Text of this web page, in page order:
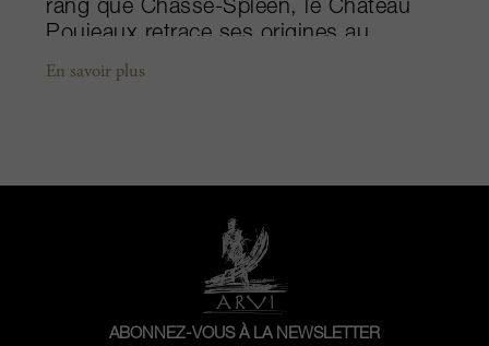
rang que Chasse-Spleen, le Château
Poujeaux retrace ses origines au
16ème siècle. Au fil du temps, ce
château a toujours proposé des vins
récemment, en 2008 pour être précis,
un nouveau chapitre de l’histoire du
domaine s’est ouvert lorsque la famille
Theil l’a cédé à Philippe et Mathieu
Cuvelier, propriétaires du fameux
Château Clos Fourtet à Saint-Emilion.
En savoir plus
ABONNEZ-VOUS À LA NEWSLETTER